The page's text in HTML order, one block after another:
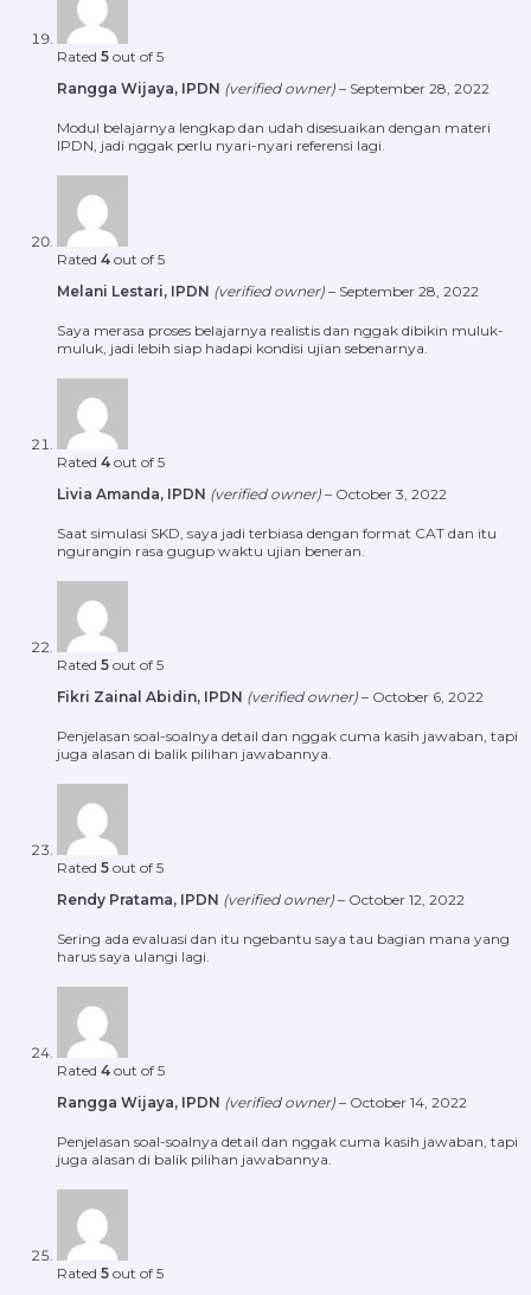
Rated 5 out of 5
Rangga Wijaya, IPDN (verified owner) – September 28, 2022
Modul belajarnya lengkap dan udah disesuaikan dengan materi
IPDN, jadi nggak perlu nyari-nyari referensi lagi.
Rated 4 out of 5
Melani Lestari, IPDN (verified owner) – September 28, 2022
Saya merasa proses belajarnya realistis dan nggak dibikin muluk-
muluk, jadi lebih siap hadapi kondisi ujian sebenarnya.
Rated 4 out of 5
Livia Amanda, IPDN (verified owner) – October 3, 2022
Saat simulasi SKD, saya jadi terbiasa dengan format CAT dan itu
ngurangin rasa gugup waktu ujian beneran.
Rated 5 out of 5
Fikri Zainal Abidin, IPDN (verified owner) – October 6, 2022
Penjelasan soal-soalnya detail dan nggak cuma kasih jawaban, tapi
juga alasan di balik pilihan jawabannya.
Rated 5 out of 5
Rendy Pratama, IPDN (verified owner) – October 12, 2022
Sering ada evaluasi dan itu ngebantu saya tau bagian mana yang
harus saya ulangi lagi.
Rated 4 out of 5
Rangga Wijaya, IPDN (verified owner) – October 14, 2022
Penjelasan soal-soalnya detail dan nggak cuma kasih jawaban, tapi
juga alasan di balik pilihan jawabannya.
Rated 5 out of 5